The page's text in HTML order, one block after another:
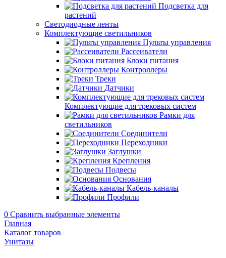
Подсветка для
растений
Светодиодные ленты
Комплектующие светильников
Пульты управления
Рассеиватели
Блоки питания
Контроллеры
Треки
Датчики
Комплектующие для трековых систем
Рамки для
светильников
Соединители
Переходники
Заглушки
Крепления
Подвесы
Основания
Кабель-каналы
Профили
0 Сравнить выбранные элементы
Главная
Каталог товаров
Унитазы